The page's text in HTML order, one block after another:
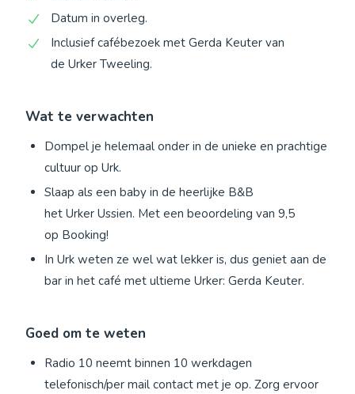
Datum in overleg.
Inclusief cafébezoek met Gerda Keuter van
de Urker Tweeling.
Wat te verwachten
Dompel je helemaal onder in de unieke en prachtige
cultuur op Urk.
Slaap als een baby in de heerlijke B&B
het Urker Ussien. Met een beoordeling van 9,5
op Booking!
In Urk weten ze wel wat lekker is, dus geniet aan de
bar in het café met ultieme Urker: Gerda Keuter.
Goed om te weten
Radio 10 neemt binnen 10 werkdagen
telefonisch/per mail contact met je op. Zorg ervoor